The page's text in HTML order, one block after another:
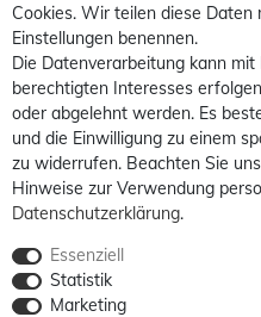
Cookies. Wir teilen diese
Einstellungen benennen.
Die Datenverarbeitung kann
berechtigten Interesses
oder abgelehnt werden. Es
und die Einwilligung zu einem
zu widerrufen. Beachten Sie
Hinweise zur Verwendung
Daten­schutz­erklärung.
Essenziell
Statistik
Marketing